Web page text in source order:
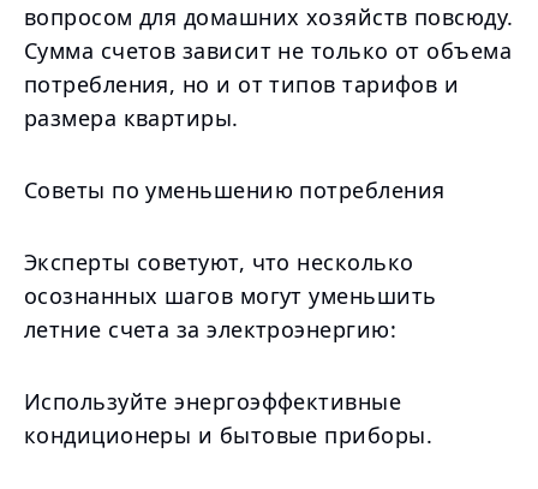
вопросом для домашних хозяйств повсюду.
Сумма счетов зависит не только от объема
потребления, но и от типов тарифов и
размера квартиры.
Советы по уменьшению потребления
Эксперты советуют, что несколько
осознанных шагов могут уменьшить
летние счета за электроэнергию:
Используйте энергоэффективные
кондиционеры и бытовые приборы.